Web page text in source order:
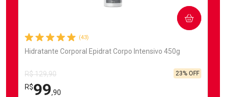
(43)
Hidratante Corporal Epidrat Corpo Intensivo 450g
R$ 129,90
R$99,90
23% OFF
COMPRAR